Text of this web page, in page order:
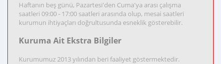
Haftanın beş günü, Pazartesi'den Cuma'ya arası çalışma
saatleri 09:00 - 17:00 saatleri arasında olup, mesai saatleri
kurumun ihtiyaçları doğrultusunda esneklik gösterebilir.
Kuruma Ait Ekstra Bilgiler
Kurumumuz 2013 yılından beri faaliyet göstermektedir.